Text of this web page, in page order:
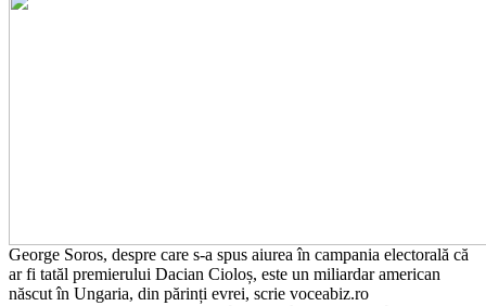
George Soros, despre care s-a spus aiurea în campania electorală că
ar fi tatăl premierului Dacian Cioloș, este un miliardar american
născut în Ungaria, din părinți evrei, scrie voceabiz.ro